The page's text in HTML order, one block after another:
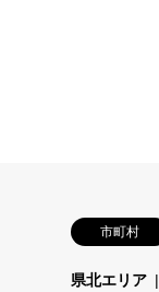
市町村
県北エリア